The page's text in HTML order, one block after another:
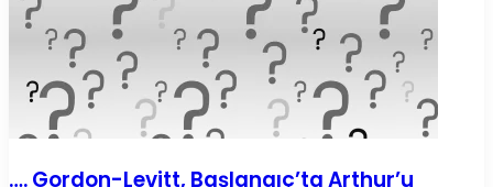
…. Gordon-Levitt, Başlangıç’ta Arthur’u